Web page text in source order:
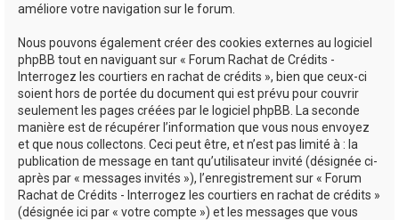
améliore votre navigation sur le forum.
Nous pouvons également créer des cookies externes au logiciel
phpBB tout en naviguant sur « Forum Rachat de Crédits -
Interrogez les courtiers en rachat de crédits », bien que ceux-ci
soient hors de portée du document qui est prévu pour couvrir
seulement les pages créées par le logiciel phpBB. La seconde
manière est de récupérer l’information que vous nous envoyez
et que nous collectons. Ceci peut être, et n’est pas limité à : la
publication de message en tant qu’utilisateur invité (désignée ci-
après par « messages invités »), l’enregistrement sur « Forum
Rachat de Crédits - Interrogez les courtiers en rachat de crédits »
(désignée ici par « votre compte ») et les messages que vous